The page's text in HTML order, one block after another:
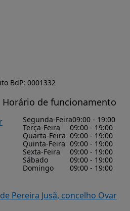
BdP: 0001332
Horário de funcionamento
Segunda-Feira09:00 - 19:00
Terça-Feira
09:00 - 19:00
Quarta-Feira 09:00 - 19:00
Quinta-Feira 09:00 - 19:00
Sexta-Feira
09:00 - 19:00
Sábado
09:00 - 19:00
Domingo
09:00 - 19:00
Pereira Jusã, concelho Ovar